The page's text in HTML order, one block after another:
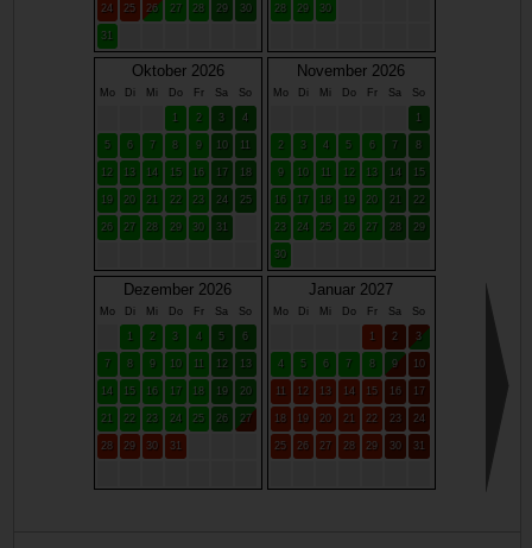
24 25 26 27 28 29 30
31
28 29 30
Oktober 2026
Mo Di Mi Do Fr Sa So
2 3 4
5 6 7 8 9 10
12 13 14 15 16 17 18
19 20 21 22 23 24 25
26 27 28 29 30 31
November 2026
Mo Di Mi Do Fr Sa So
2 3 4 5 6 7 8
9 10 12 13 14 15
16 17 18 19 20 21 22
23 24 25 26 27 28 29
30
Dezember 2026
Mo Di Mi Do Fr Sa So
2 3 4 5 6
7 8 9 10 12 13
14 15 16 17 18 19 20
21 22 23 24 25 26 27
28 29 30 31
Januar 2027
Mo Di Mi Do Fr Sa So
2 3
4 5 6 7 8 9 10
12 13 14 15 16 17
18 19 20 21 22 23 24
25 26 27 28 29 30 31